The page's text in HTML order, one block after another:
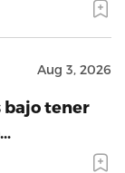
Aug 3, 2026
bajo tener